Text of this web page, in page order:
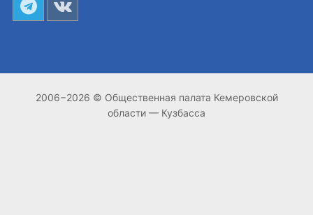
2006−2026 © Общественная палата Кемеровской
области — Кузбасса